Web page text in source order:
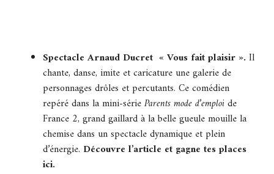
Spectacle Arnaud Ducret « Vous fait plaisir ». Il
chante, danse, imite et caricature une galerie de
personnages drôles et percutants. Ce comédien
repéré dans la mini-sérieParents mode d’emploide
France 2, grand gaillard à la belle gueule mouille la
chemise dans un spectacle dynamique et plein
d’énergie. Découvre l’article et gagne tes places
ici.